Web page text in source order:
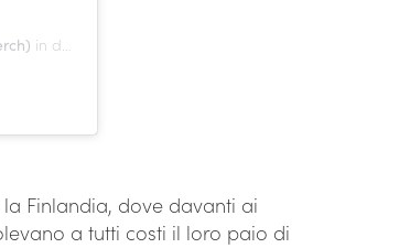
in data: 7 Lug 2020 alle ore 12:21 PDT
Finlandia, dove davanti ai
a tutti costi il loro paio di